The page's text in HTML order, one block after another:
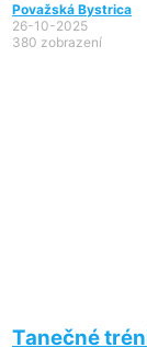
Považská Bystrica
26-10-2025
380 zobrazení
Tanečné